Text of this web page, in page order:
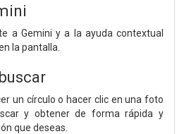
a Gemini y a la ayuda contextual
la pantalla.
un círculo o hacer clic en una foto
y obtener de forma rápida y
que deseas.